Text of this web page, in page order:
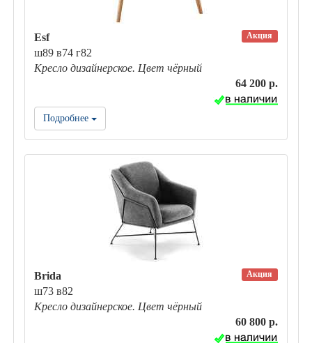
Акция
Esf
ш89 в74 г82
Кресло дизайнерское. Цвет чёрный
64 200 р.
Подробнее
Акция
Brida
ш73 в82
Кресло дизайнерское. Цвет чёрный
60 800 р.